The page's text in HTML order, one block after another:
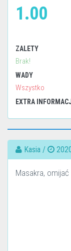
1.00
ZALETY
Brak!
WADY
Wszystko
EXTRA
Kasia /
Masakra,